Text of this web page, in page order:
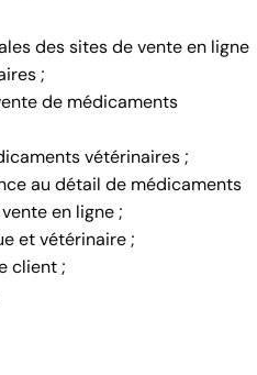
des sites de vente en ligne
;
de médicaments
vétérinaires ;
au détail de médicaments
en ligne ;
et vétérinaire ;
client ;